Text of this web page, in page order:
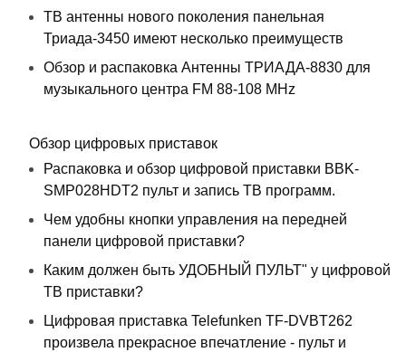
ТВ антенны нового поколения панельная
Триада-3450 имеют несколько преимуществ
Обзор и распаковка Антенны ТРИАДА-8830 для
музыкального центра FM 88-108 MHz
Обзор цифровых приставок
Распаковка и обзор цифровой приставки BBK-
SMP028HDT2 пульт и запись ТВ программ.
Чем удобны кнопки управления на передней
панели цифровой приставки?
Каким должен быть УДОБНЫЙ ПУЛЬТ" у цифровой
ТВ приставки?
Цифровая приставка Telefunken TF-DVBT262
произвела прекрасное впечатление - пульт и